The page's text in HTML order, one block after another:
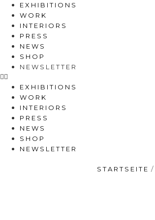
EXHIBITIONS
WORK
INTERIORS
PRESS
NEWS
SHOP
NEWSLETTER
EXHIBITIONS
WORK
INTERIORS
PRESS
NEWS
SHOP
NEWSLETTER
STARTSEITE /